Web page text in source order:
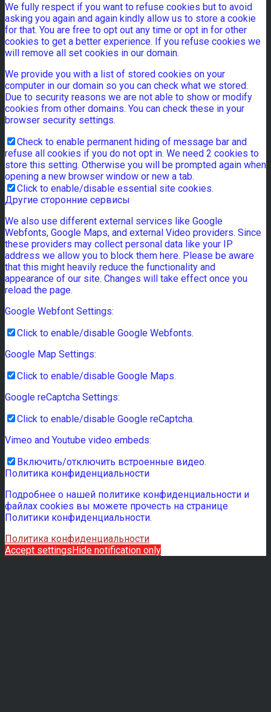
We fully respect if you want to refuse cookies but to avoid
asking you again and again kindly allow us to store a cookie
for that. You are free to opt out any time or opt in for other
cookies to get a better experience. If you refuse cookies we
will remove all set cookies in our domain.
We provide you with a list of stored cookies on your
computer in our domain so you can check what we stored.
Due to security reasons we are not able to show or modify
cookies from other domains. You can check these in your
browser security settings.
Check to enable permanent hiding of message bar and
refuse all cookies if you do not opt in. We need 2 cookies to
store this setting. Otherwise you will be prompted again when
opening a new browser window or new a tab.
Click to enable/disable essential site cookies.
Другие сторонние сервисы
We also use different external services like Google
Webfonts, Google Maps, and external Video providers. Since
these providers may collect personal data like your IP
address we allow you to block them here. Please be aware
that this might heavily reduce the functionality and
appearance of our site. Changes will take effect once you
reload the page.
Google Webfont Settings:
Click to enable/disable Google Webfonts.
Google Map Settings:
Click to enable/disable Google Maps.
Google reCaptcha Settings:
Click to enable/disable Google reCaptcha.
Vimeo and Youtube video embeds:
Включить/отключить встроенные видео.
Политика конфиденциальности
Подробнее о нашей политике конфиденциальности и
файлах cookies вы можете прочесть на странице
Политики конфиденциальности.
Политика конфиденциальности
Accept settingsHide notification only